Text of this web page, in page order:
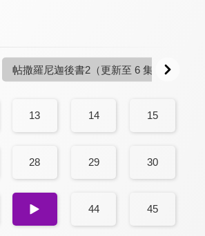
新至第 48 集 更新至第 6 集
帖撒羅尼迦後書2 （更新至 6 集）
13 14 15
28 29 30
43 44 45